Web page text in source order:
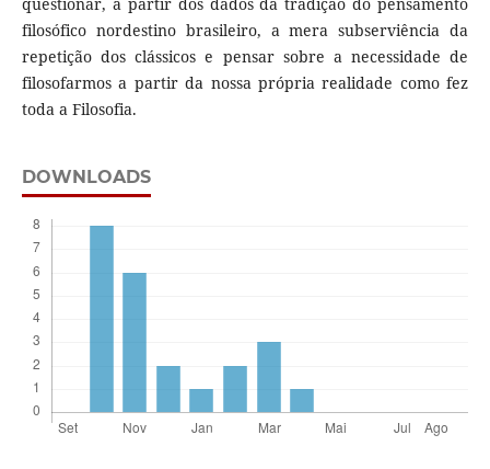
filosófico nordestino brasileiro, a mera subserviência da
repetição dos clássicos e pensar sobre a necessidade de
filosofarmos a partir da nossa própria realidade como fez
toda a Filosofia.
DOWNLOADS